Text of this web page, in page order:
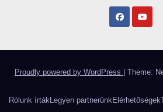
Proudly powered by WordPress Theme:
Rólunk írtákLegyen partnerünkElérhetőségek